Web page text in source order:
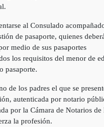
al Consulado
de pasaporte, quienes
medio de sus pasaportes
los requisitos del menor de
pasaporte.
de los padres el que se
autenticada por notario
por la Cámara de Notarios de
la profesión.